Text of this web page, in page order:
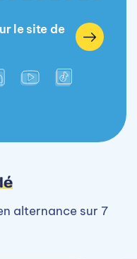
le site de
alternance sur 7